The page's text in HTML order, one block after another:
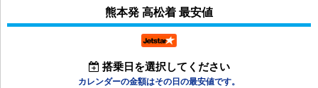
熊本発 高松着 最安値
搭乗日を選択してください
カレンダーの金額はその日の最安値です。